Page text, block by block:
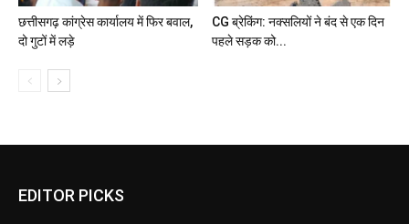
छत्तीसगढ़ कांग्रेस कार्यालय में फिर बवाल,
दो गुटों में लड़े
CG ब्रेकिंग: नक्सलियों ने बंद से एक दिन
पहले सड़क को...
EDITOR PICKS